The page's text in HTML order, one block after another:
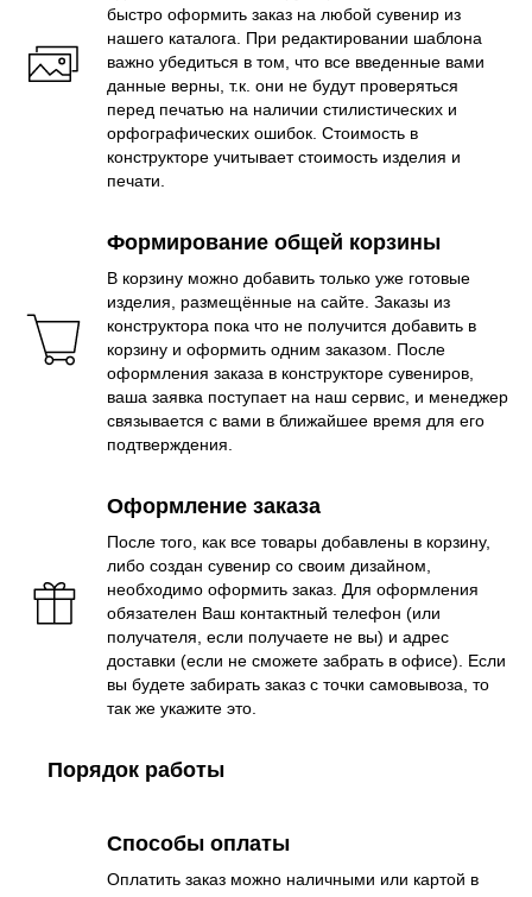
быстро оформить заказ на любой сувенир из
нашего каталога. При редактировании шаблона
важно убедиться в том, что все введенные вами
данные верны, т.к. они не будут проверяться
перед печатью на наличии стилистических и
орфографических ошибок. Стоимость в
конструкторе учитывает стоимость изделия и
печати.
Формирование общей корзины
В корзину можно добавить только уже готовые
изделия, размещённые на сайте. Заказы из
конструктора пока что не получится добавить в
корзину и оформить одним заказом. После
оформления заказа в конструкторе сувениров,
ваша заявка поступает на наш сервис, и менеджер
связывается с вами в ближайшее время для его
подтверждения.
Оформление заказа
После того, как все товары добавлены в корзину,
либо создан сувенир со своим дизайном,
необходимо оформить заказ. Для оформления
обязателен Ваш контактный телефон (или
получателя, если получаете не вы) и адрес
доставки (если не сможете забрать в офисе). Если
вы будете забирать заказ с точки самовывоза, то
так же укажите это.
Порядок работы
Способы оплаты
Оплатить заказ можно наличными или картой в